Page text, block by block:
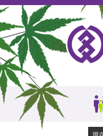
ペ
ー
ジ
の
先
頭
で
す。
メ
ニ
ュ
ー
を
飛
ば
し
て
本